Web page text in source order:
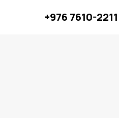
+976 7610-2211